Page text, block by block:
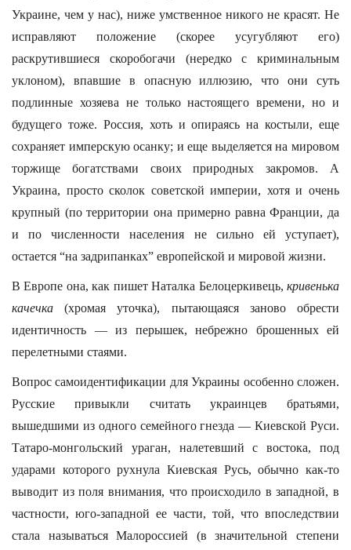
Украине, чем у нас), ниже умственное никого не красят. Не
исправляют положение (скорее усугубляют его)
раскрутившиеся скоробогачи (нередко с криминальным
уклоном), впавшие в опасную иллюзию, что они суть
подлинные хозяева не только настоящего времени, но и
будущего тоже. Россия, хоть и опираясь на костыли, еще
сохраняет имперскую осанку; и еще выделяется на мировом
торжище богатствами своих природных закромов. А
Украина, просто сколок советской империи, хотя и очень
крупный (по территории она примерно равна Франции, да
и по численности населения не сильно ей уступает),
остается “на задрипанках” европейской и мировой жизни.
В Европе она, как пишет Наталка Белоцеркивець, кривенька
качечка (хромая уточка), пытающаяся заново обрести
идентичность — из перышек, небрежно брошенных ей
перелетными стаями.
Вопрос самоидентификации для Украины особенно сложен.
Русские привыкли считать украинцев братьями,
вышедшими из одного семейного гнезда — Киевской Руси.
Татаро-монгольский ураган, налетевший с востока, под
ударами которого рухнула Киевская Русь, обычно как-то
выводит из поля внимания, что происходило в западной, в
частности, юго-западной ее части, той, что впоследствии
стала называться Малороссией (в значительной степени